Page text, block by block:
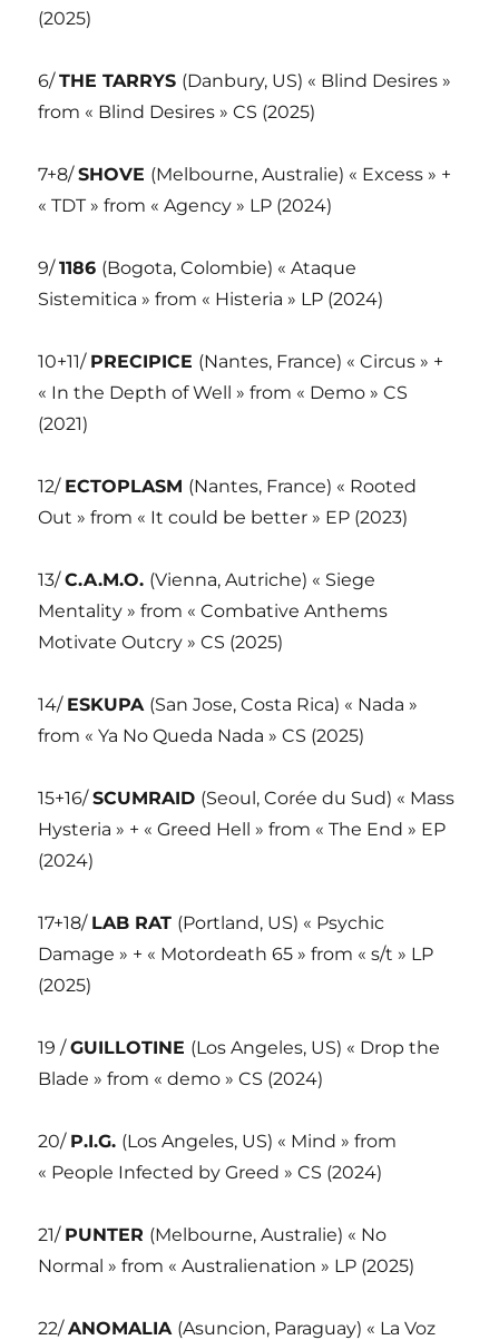
(2025)
6/THE TARRYS (Danbury, US) « Blind Desires »
from « Blind Desires » CS (2025)
7+8/SHOVE (Melbourne, Australie) « Excess » +
« TDT » from « Agency » LP (2024)
9/1186 (Bogota, Colombie) « Ataque
Sistemitica » from « Histeria » LP (2024)
10+11/ PRECIPICE (Nantes, France) « Circus » +
« In the Depth of Well » from « Demo » CS
(2021)
12/ ECTOPLASM (Nantes, France) « Rooted
Out » from « It could be better » EP (2023)
13/C.A.M.O. (Vienna, Autriche) « Siege
Mentality » from « Combative Anthems
Motivate Outcry » CS (2025)
14/ ESKUPA (San Jose, Costa Rica) « Nada »
from « Ya No Queda Nada » CS (2025)
15+16/SCUMRAID (Seoul, Corée du Sud) « Mass
Hysteria » + « Greed Hell » from « The End » EP
(2024)
17+18/ LAB RAT (Portland, US) « Psychic
Damage » + « Motordeath 65 » from « s/t » LP
(2025)
19 /GUILLOTINE (Los Angeles, US) « Drop the
Blade » from « demo » CS (2024)
20/ P.I.G. (Los Angeles, US) « Mind » from
« People Infected by Greed » CS (2024)
21/ PUNTER (Melbourne, Australie) « No
Normal » from « Australienation » LP (2025)
22/ANOMALIA (Asuncion, Paraguay) « La Voz